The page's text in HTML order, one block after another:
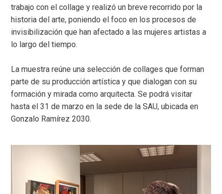
trabajo con el collage y realizó un breve recorrido por la
historia del arte, poniendo el foco en los procesos de
invisibilización que han afectado a las mujeres artistas a
lo largo del tiempo.
La muestra reúne una selección de collages que forman
parte de su producción artística y que dialogan con su
formación y mirada como arquitecta. Se podrá visitar
hasta el 31 de marzo en la sede de la SAU, ubicada en
Gonzalo Ramírez 2030.